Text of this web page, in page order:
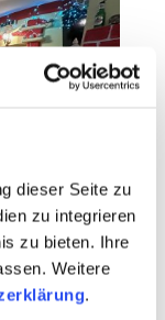
dieser Seite zu
zu integrieren
zu bieten. Ihre
Weitere
.